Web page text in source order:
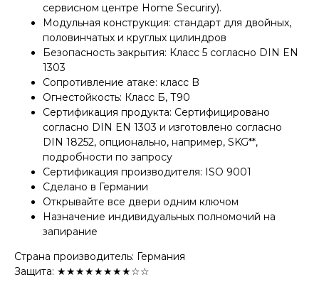
сервисном центре Home Securiry).
Модульная конструкция: стандарт для двойных,
половинчатых и круглых цилиндров
Безопасность закрытия: Класс 5 согласно DIN EN
1303
Сопротивление атаке: класс B
Огнестойкость: Класс Б, Т90
Сертификация продукта: Сертифицировано
согласно DIN EN 1303 и изготовлено согласно
DIN 18252, опционально, например, SKG**,
подробности по запросу
Сертификация производителя: ISO 9001
Сделано в Германии
Открывайте все двери одним ключом
Назначение индивидуальных полномочий на
запирание
Страна производитель: Германия
Защита: ★★★★★★★★☆☆